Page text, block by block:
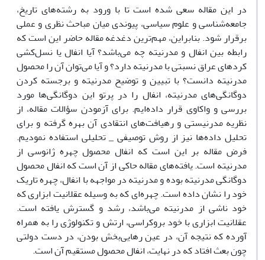
در این مقاله سعی شده است تا با ورود به رشته‌های تاریخ،‌
جامعه‌شناسی و علوم سیاسی، پیوندی میان مباحث نظری و عملی
برقرار شود. بنابراین، مهم‌ترین دغدغه مقاله حاضر این است که
رابطه بین انفال و مدرنیته چه می‌باشد؟ آیا انفال یا نسل‌کشی
کردهای عراق نسبتی با مدرنیته دارد؟ و آیا می‌توان آن را محصول
مدرنیته دانست؟ با تبیین و توضیح مدرنیته و برجسته کردن
دوگانگی‌های مدرنیته، انفال را در پرتو این دوگانگی‌ها مورد
بررسی و واکاوی قرار داده‌ایم. برای آزمودن سؤالات مقاله، از
نظریه مدرنیستی و رهیافت‌های انتقادی آن بهره گرفته و برای
تحلیل داده‌ها نیز از روش توصیفی _ تحلیلی استفاده نمودیم.
فرض مقاله بر این است که انفال محصول چهره ژانوسی از
مدرنیته است. یافته‌های مقاله حاکی از آن است که انفال محصول
دوگانگی مدرنیته بوده و مدرنیته در مواجهه با انفال، چهره تاریک
خود را نشان داده است. چهره‌ای که به وسیله عقلانیت ابزاری که
خود ناشی از مدرنیته می‌باشد، رشد و گسترش یافته است.
عقلانیت ابزاری با خود بروکراسی، ارتش و تکنولوژی را به همراه
آورده که نتیجه آن، در عین رهایی‌بخش بودن، در دست دولتی
چون بعث افتاد که در نهایت، انفال محصول مستقیم آن است.